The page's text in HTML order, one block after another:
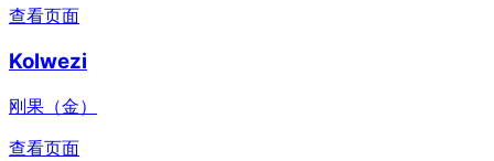
查看页面
Kolwezi
刚果（金）
查看页面